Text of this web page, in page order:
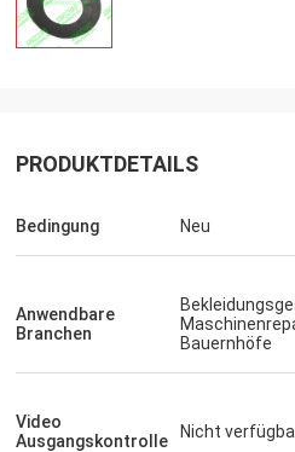
PRODUKTDETAILS
Bedingung Neu
Anwendbare
Branchen
Bauernhöfe
Video
Ausgangskontrolle
Nicht